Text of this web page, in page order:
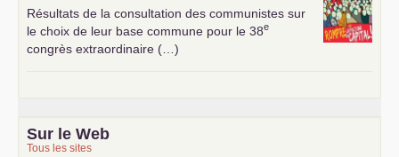
Résultats de la consultation des communistes sur
le choix de leur base commune pour le 38e
congrès extraordinaire (…)
Sur le Web
Tous les sites